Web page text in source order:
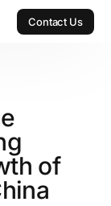
Contact Us
of